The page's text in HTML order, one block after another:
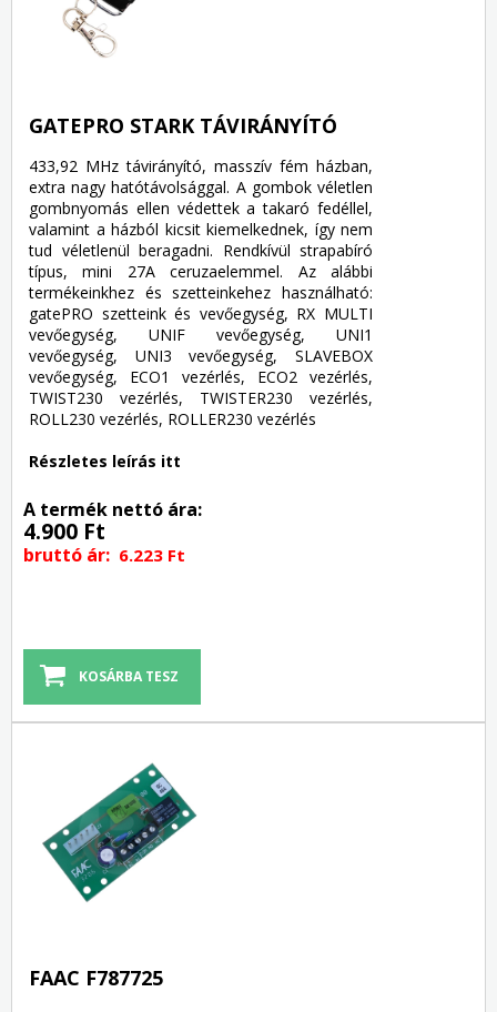
GATEPRO STARK TÁVIRÁNYÍTÓ
433,92 MHz távirányító, masszív fém házban,
extra nagy hatótávolsággal. A gombok véletlen
gombnyomás ellen védettek a takaró fedéllel,
valamint a házból kicsit kiemelkednek, így nem
tud véletlenül beragadni. Rendkívül strapabíró
típus, mini 27A ceruzaelemmel. Az alábbi
termékeinkhez és szetteinkehez használható:
gatePRO szetteink és vevőegység, RX MULTI
vevőegység, UNIF vevőegység, UNI1
vevőegység, UNI3 vevőegység, SLAVEBOX
vevőegység, ECO1 vezérlés, ECO2 vezérlés,
TWIST230 vezérlés, TWISTER230 vezérlés,
ROLL230 vezérlés, ROLLER230 vezérlés
Részletes leírás itt
A termék nettó ára:
4.900 Ft
bruttó ár: 6.223 Ft
FAAC F787725